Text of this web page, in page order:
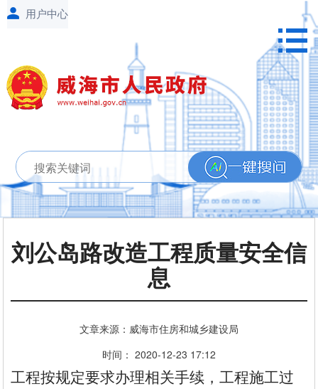
刘公岛路改造工程质量安全信
息
文章来源：威海市住房和城乡建设局
时间： 2020-12-23 17:12
工程按规定要求办理相关手续，工程施工过